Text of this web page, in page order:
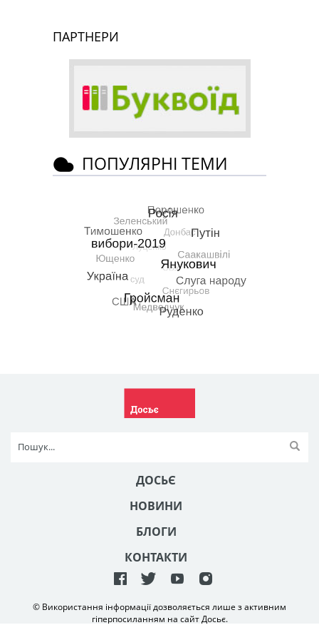
ПАРТНЕРИ
ПОПУЛЯРНІ ТЕМИ
ДОСЬЄ
НОВИНИ
БЛОГИ
КОНТАКТИ
© Використання інформації дозволяється лише з активним
гіперпосиланням на сайт Досьє.